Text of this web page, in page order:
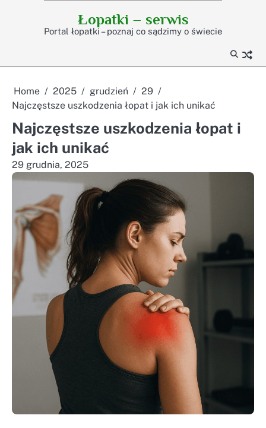
Łopatki – serwis
Portal łopatki – poznaj co sądzimy o świecie
Home 2025 grudzień
29
Najczęstsze uszkodzenia łopat i jak ich unikać
Najczęstsze uszkodzenia łopat i
jak ich unikać
29 grudnia, 2025